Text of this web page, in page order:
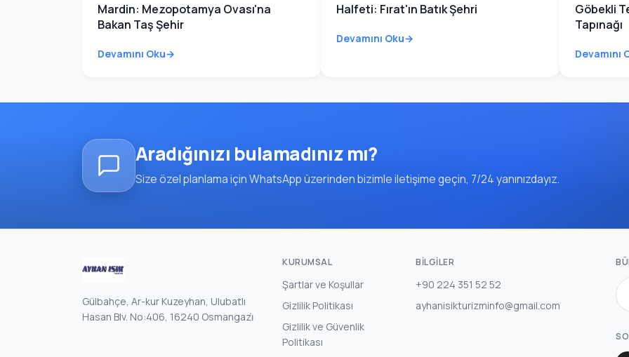
Mardin: Mezopotamya Ovası'na
Bakan Taş Şehir
Devamını Oku
Halfeti: Fırat'ın Batık Şehri
Devamını Oku
Göbekli
Tapınağı
Devamını
Aradığınızı bulamadınız mı?
Size özel planlama için WhatsApp üzerinden bizimle iletişime geçin, 7/24 yanınızdayız.
Gülbahçe, Ar-kur Kuzeyhan, Ulubatlı
Hasan Blv. No:406, 16240 Osmangazi̇
KURUMSAL
Şartlar ve Koşullar
Gizlilik Politikası
Gizlilik ve Güvenlik
Politikası
BILGILER
+90 224 351 52 52
ayhanisikturizminfo@gmail.com